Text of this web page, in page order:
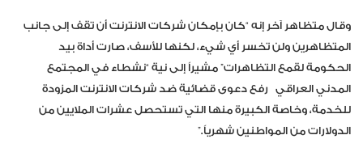
وقال متظاهر آخر إنه “كان بإمكان شركات الانترنت أن تقف إلى جانب
المتظاهرين ولن تخسر أي شيء، لكنها للأسف، صارت أداة بيد
الحكومة لقمع التظاهرات” مشيراً إلى نية “نشطاء في المجتمع
المدني العراقي
رفع دعوى قضائية ضد شركات الانترنت المزودة
للخدمة، وخاصة الكبيرة منها التي تستحصل عشرات الملايين من
الدولارات من المواطنين شهرياً.”